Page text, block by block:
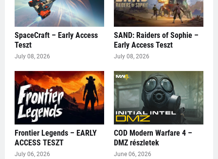
SpaceCraft – Early Access
Teszt
July 08, 2026
SAND: Raiders of Sophie –
Early Access Teszt
July 08, 2026
Frontier Legends – EARLY
ACCESS TESZT
July 06, 2026
COD Modern Warfare 4 –
DMZ részletek
June 06, 2026